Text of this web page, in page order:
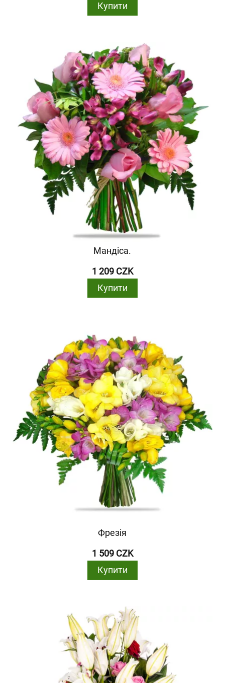
Купити
Мандіса.
1 209 CZK
Купити
Фрезія
1 509 CZK
Купити